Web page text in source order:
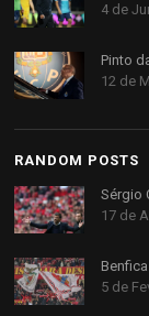
4 de
Pinto
12 de
RANDOM POSTS
Sérgio
17 de
5 de